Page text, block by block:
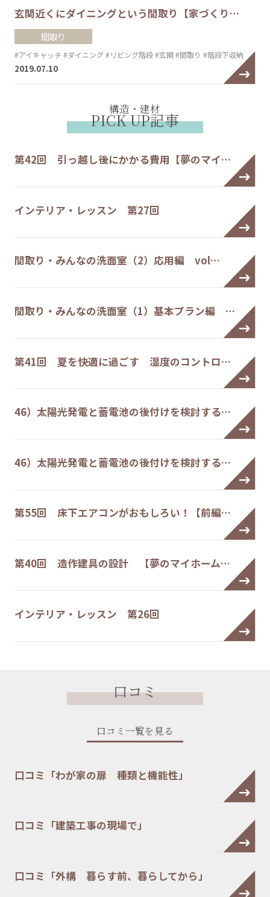
玄関近くにダイニングという間取り【家づくり…
間取り
#アイキャッチ#ダイニング #リビング階段#玄関 #間取り #階段下収納
2019.07.10
構造・建材
PICK UP記事
第42回 引っ越し後にかかる費用【夢のマイ…
インテリア・レッスン 第27回
間取り・みんなの洗面室（2）応用編 vol…
間取り・みんなの洗面室（1）基本プラン編 …
第41回 夏を快適に過ごす 湿度のコントロ…
46）太陽光発電と蓄電池の後付けを検討する…
46）太陽光発電と蓄電池の後付けを検討する…
第55回 床下エアコンがおもしろい！【前編…
第40回 造作建具の設計 【夢のマイホーム…
インテリア・レッスン 第26回
口コミ
口コミ一覧を見る
口コミ「わが家の扉 種類と機能性」
口コミ「建築工事の現場で」
口コミ「外構 暮らす前、暮らしてから」